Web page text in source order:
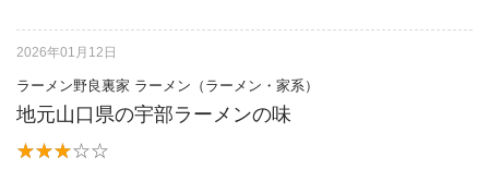
2026年01月12日
ラーメン野良裏家 ラーメン（ラーメン・家系）
地元山口県の宇部ラーメンの味